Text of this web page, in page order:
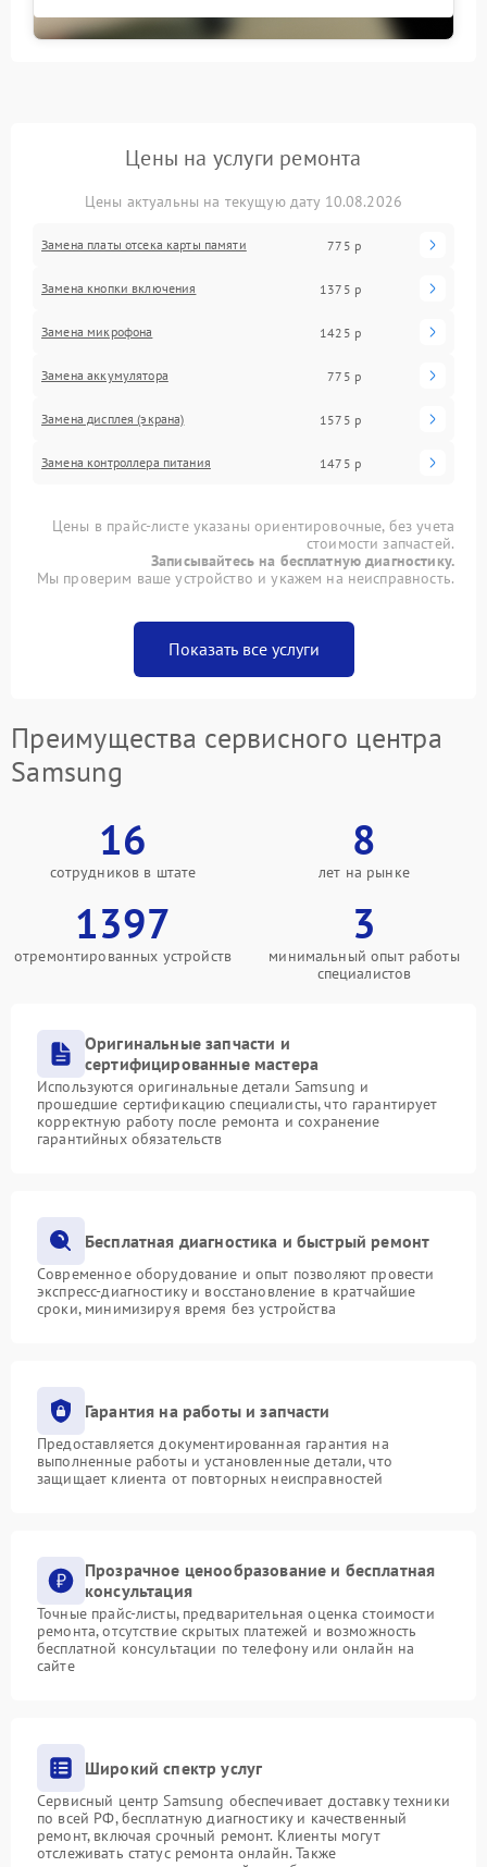
Цены на услуги ремонта
Цены актуальны на текущую дату 10.08.2026
Замена платы отсека карты памяти 775 р
Замена кнопки включения 1375 р
Замена микрофона 1425 р
Замена аккумулятора 775 р
Замена дисплея (экрана) 1575 р
Замена контроллера питания 1475 р
Цены в прайс-листе указаны ориентировочные, без учета
стоимости запчастей.
Записывайтесь на бесплатную диагностику.
Мы проверим ваше устройство и укажем на неисправность.
Показать все услуги
Преимущества сервисного центра
Samsung
16
сотрудников в штате
8
лет на рынке
1397
отремонтированных устройств
3
минимальный опыт работы
специалистов
Оригинальные запчасти и
сертифицированные мастера
Используются оригинальные детали Samsung и
прошедшие сертификацию специалисты, что гарантирует
корректную работу после ремонта и сохранение
гарантийных обязательств
Бесплатная диагностика и быстрый ремонт
Современное оборудование и опыт позволяют провести
экспресс-диагностику и восстановление в кратчайшие
сроки, минимизируя время без устройства
Гарантия на работы и запчасти
Предоставляется документированная гарантия на
выполненные работы и установленные детали, что
защищает клиента от повторных неисправностей
Прозрачное ценообразование и бесплатная
консультация
Точные прайс-листы, предварительная оценка стоимости
ремонта, отсутствие скрытых платежей и возможность
бесплатной консультации по телефону или онлайн на
сайте
Широкий спектр услуг
Сервисный центр Samsung обеспечивает доставку техники
по всей РФ, бесплатную диагностику и качественный
ремонт, включая срочный ремонт. Клиенты могут
отслеживать статус ремонта онлайн. Также